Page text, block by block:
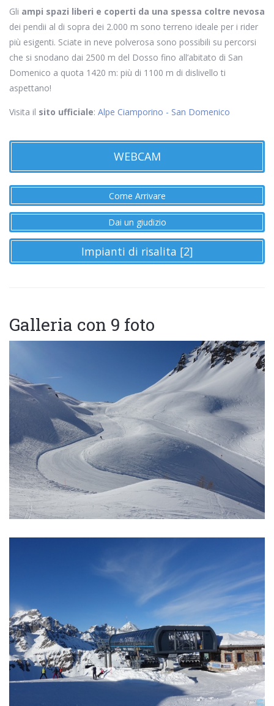
Gli ampi spazi liberi e coperti da una spessa coltre nevosa
dei pendii al di sopra dei 2.000 m sono terreno ideale per i rider
più esigenti. Sciate in neve polverosa sono possibili su percorsi
che si snodano dai 2500 m del Dosso fino all’abitato di San
Domenico a quota 1420 m: più di 1100 m di dislivello ti
aspettano!
Visita il sito ufficiale: Alpe Ciamporino - San Domenico
WEBCAM
Come Arrivare
Dai un giudizio
Impianti di risalita [2]
Galleria con 9 foto